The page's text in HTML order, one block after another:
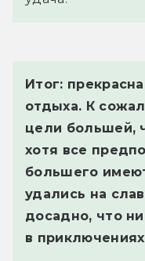
Итог:
отдыха. К
цели большей,
хотя все
большего
удались на
досадно, что
в